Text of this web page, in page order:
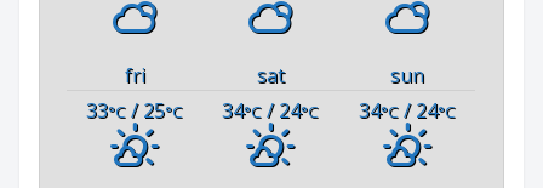
fri sat
sun
33°C / 25°C 34°C / 24°C 34°C/ 24°C